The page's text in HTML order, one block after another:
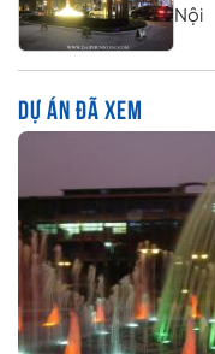
Nội
DỰ ÁN ĐÃ XEM